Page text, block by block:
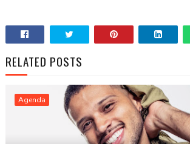
RELATED POSTS
Agenda